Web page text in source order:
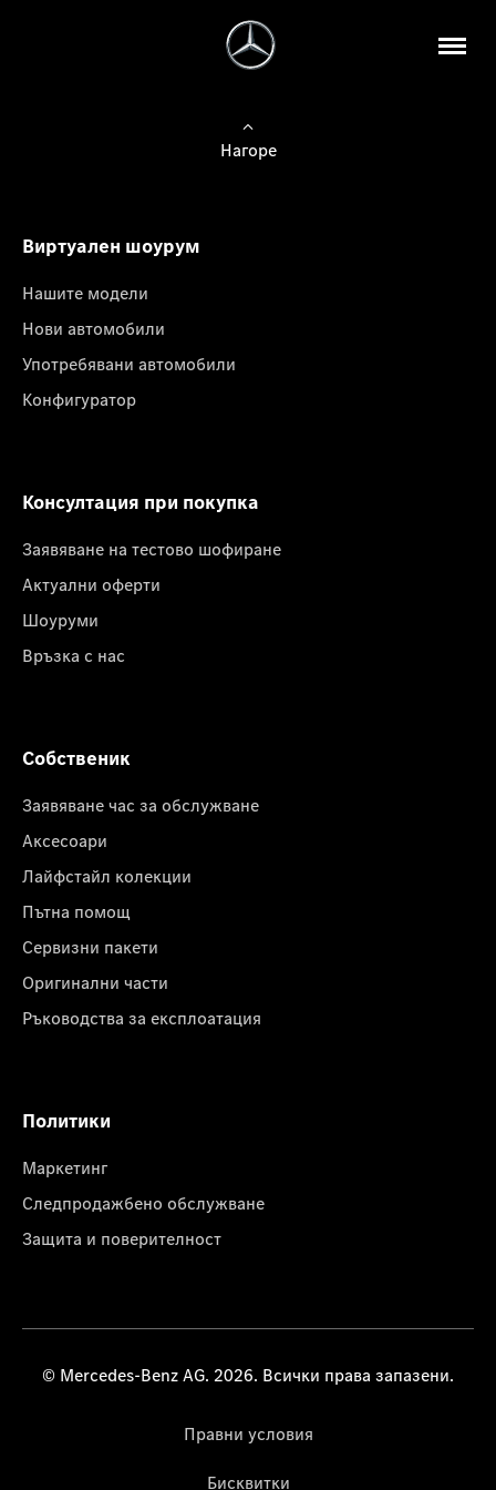
Нагоре
Виртуален шоурум
Нашите модели
Нови автомобили
Употребявани автомобили
Конфигуратор
Консултация при покупка
Заявяване на тестово шофиране
Актуални оферти
Шоуруми
Връзка с нас
Собственик
Заявяване час за обслужване
Аксесоари
Лайфстайл колекции
Пътна помощ
Сервизни пакети
Оригинални части
Ръководства за експлоатация
Политики
Маркетинг
Следпродажбено обслужване
Защита и поверителност
© Mercedes-Benz AG. 2026. Всички права запазени.
Правни условия
Бисквитки